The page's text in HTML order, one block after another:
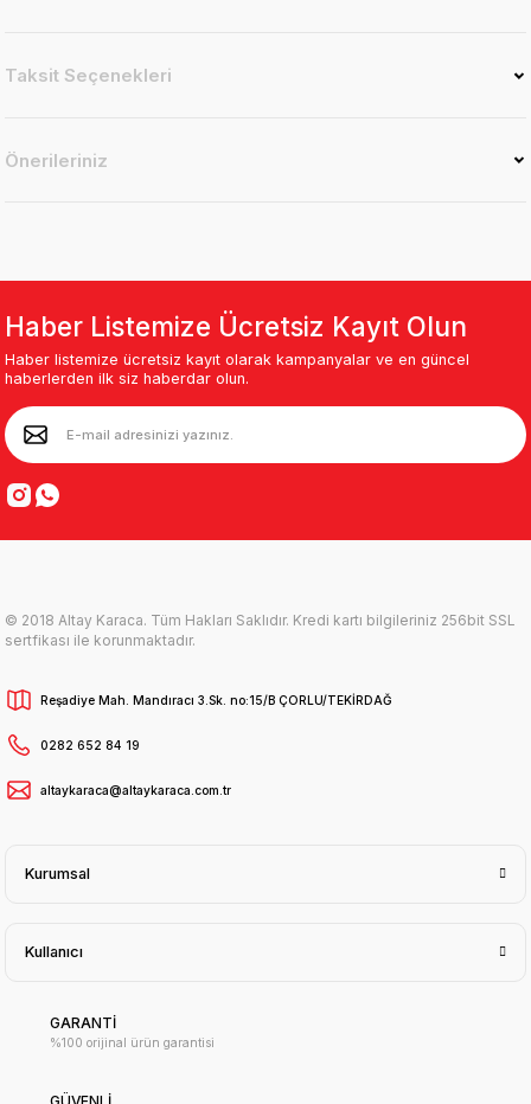
Taksit Seçenekleri
Önerileriniz
Haber Listemize Ücretsiz Kayıt Olun
Haber listemize ücretsiz kayıt olarak kampanyalar ve en güncel
haberlerden ilk siz haberdar olun.
© 2018 Altay Karaca. Tüm Hakları Saklıdır. Kredi kartı bilgileriniz 256bit SSL
sertfikası ile korunmaktadır.
Reşadiye Mah. Mandıracı 3.Sk. no:15/B ÇORLU/TEKİRDAĞ
0282 652 84 19
altaykaraca@altaykaraca.com.tr
Kurumsal
Kullanıcı
GARANTİ
%100 orijinal ürün garantisi